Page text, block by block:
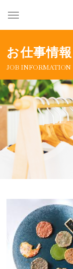
お仕事情報
JOB INFORMATION